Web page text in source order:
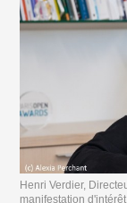
Henri Verdier,
manifestation d'intérêt